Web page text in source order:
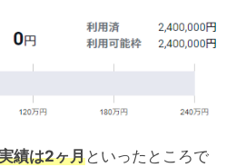
績は2ヶ月といったところで